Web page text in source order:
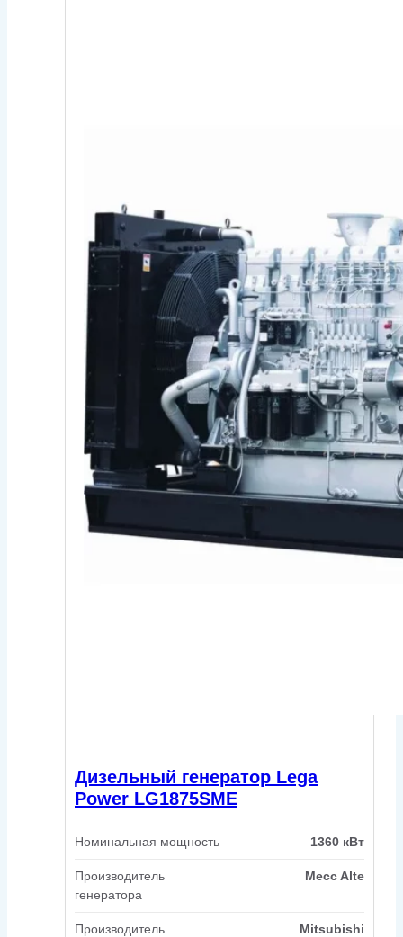
Дизельный генератор Lega
Power LG1875SME
Номинальная мощность 1360 кВт
Производитель
генератора
Mecc Alte
Производитель
Mitsubishi